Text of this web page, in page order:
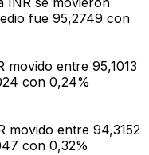
fue 95,2749 con
movido entre 95,1013
con 0,24%
movido entre 94,3152
con 0,32%